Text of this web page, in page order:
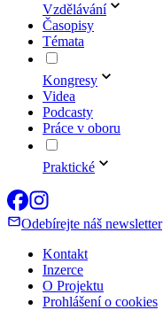
Vzdělávání
Časopisy
Témata
Kongresy
Videa
Podcasty
Práce v oboru
Praktické
Odebírejte náš newsletter
Kontakt
Inzerce
O Projektu
Prohlášení o cookies